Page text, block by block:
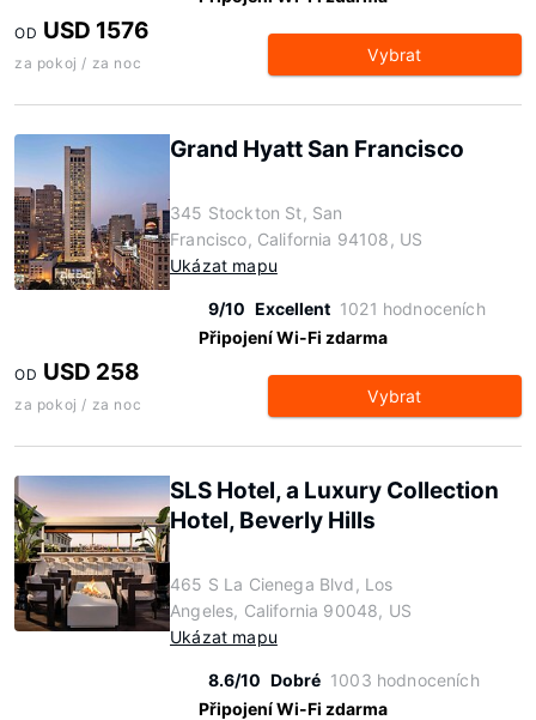
OD USD 1576
za pokoj / za noc Vybrat
Grand Hyatt San Francisco
345 Stockton St, San
Francisco, California 94108, US
Ukázat mapu
9/10 Excellent 1021 hodnoceních
Připojení Wi-Fi zdarma
OD USD 258
za pokoj / za noc Vybrat
SLS Hotel, a Luxury Collection
Hotel, Beverly Hills
465 S La Cienega Blvd, Los
Angeles, California 90048, US
Ukázat mapu
8.6/10 Dobré 1003 hodnoceních
Připojení Wi-Fi zdarma